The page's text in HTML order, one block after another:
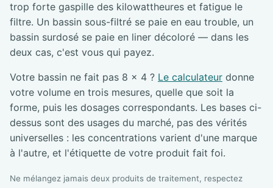
trop forte gaspille des kilowattheures et fatigue le
filtre. Un bassin sous-filtré se paie en eau trouble, un
bassin surdosé se paie en liner décoloré — dans les
deux cas, c'est vous qui payez.
Votre bassin ne fait pas 8 × 4 ? Le calculateur donne
votre volume en trois mesures, quelle que soit la
forme, puis les dosages correspondants. Les bases ci-
dessus sont des usages du marché, pas des vérités
universelles : les concentrations varient d'une marque
à l'autre, et l'étiquette de votre produit fait foi.
Ne mélangez jamais deux produits de traitement, respectez